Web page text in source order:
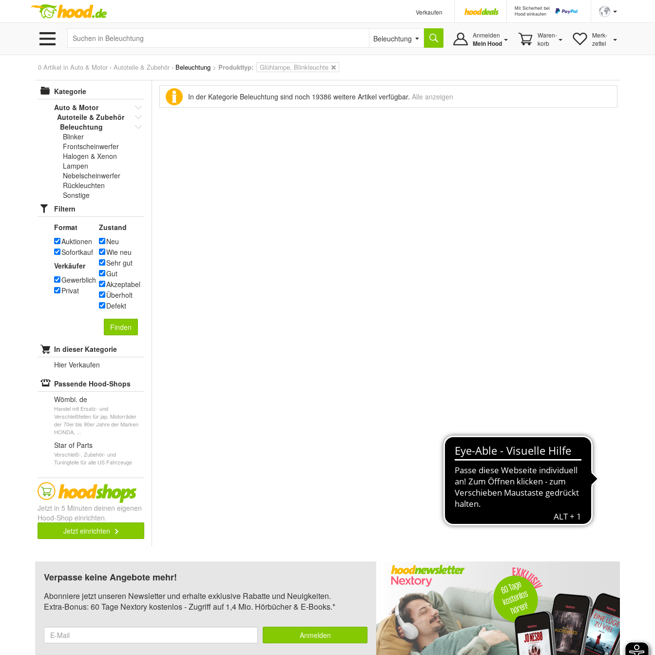
Verkaufen
Mit Sicherheit bei
Hood einkaufen
Beleuchtung Anmelden
Mein Hood
Waren-
korb
Merk-
zettel
0 Artikel in Auto & Motor › Autoteile & Zubehör › Beleuchtung > Produkttyp: Glühlampe, Blinkleuchte
Kategorie
Auto & Motor
Autoteile & Zubehör
Beleuchtung
Blinker
Frontscheinwerfer
Halogen & Xenon
Lampen
Nebelscheinwerfer
Rückleuchten
Sonstige
Filtern
Format
Auktionen
Sofortkauf
Verkäufer
Gewerblich
Privat
Zustand
Neu
Wie neu
Sehr gut
Gut
Akzeptabel
Überholt
Defekt
Finden
In dieser Kategorie
Hier Verkaufen
Passende Hood-Shops
Wömbi. de
Handel mit Ersatz- und
Verschleißteilen für jap. Motorräder
der 70er bis 90er Jahre der Marken
HONDA, ...
Star of Parts
Verschleiß-, Zubehör- und
Tuningteile für alle US Fahrzeuge
Jetzt in 5 Minuten deinen eigenen
Hood-Shop einrichten.
Jetzt einrichten
In der Kategorie Beleuchtung sind noch 19386 weitere Artikel verfügbar. Alle anzeigen
Verpasse keine Angebote mehr!
Abonniere jetzt unseren Newsletter und erhalte exklusive Rabatte und Neuigkeiten.
Extra-Bonus: 60 Tage Nextory kostenlos - Zugriff auf 1,4 Mio. Hörbücher & E-Books.*
Anmelden